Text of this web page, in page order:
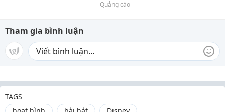
Quảng cáo
Tham gia bình luận
TAGS